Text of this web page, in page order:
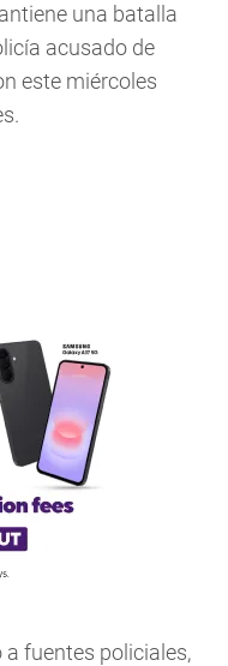
una batalla
acusado de
este miércoles
fuentes policiales,